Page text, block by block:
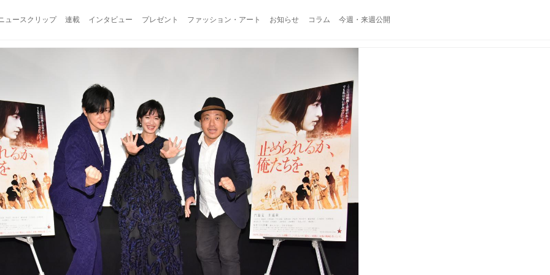
ュースクリップ 連載 インタビュー プレゼント ファッション・アート お知らせ コラム 今週・来週公開